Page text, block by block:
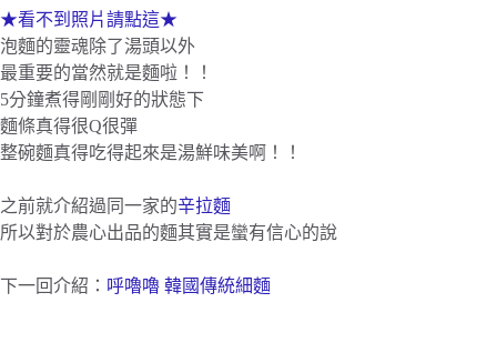
★看不到照片請點這★
泡麵的靈魂除了湯頭以外
最重要的當然就是麵啦！！
5分鐘煮得剛剛好的狀態下
麵條真得很Q很彈
整碗麵真得吃得起來是湯鮮味美啊！！
之前就介紹過同一家的辛拉麵
所以對於農心出品的麵其實是蠻有信心的說
下一回介紹： 呼嚕嚕 韓國傳統細麵